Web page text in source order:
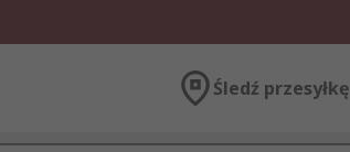
Śledź przesyłkę